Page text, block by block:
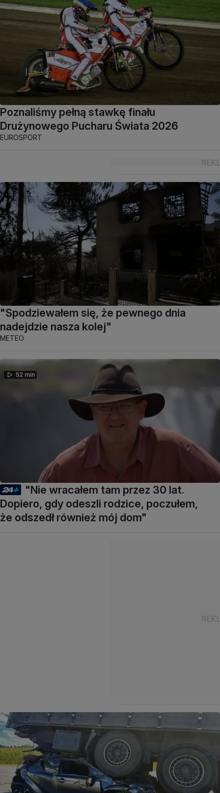
Poznaliśmy pełną stawkę finału
Drużynowego Pucharu Świata 2026
EUROSPORT
"Spodziewałem się, że pewnego dnia
nadejdzie nasza kolej"
METEO
52 min
"Nie wracałem tam przez 30 lat.
Dopiero, gdy odeszli rodzice, poczułem,
że odszedł również mój dom"